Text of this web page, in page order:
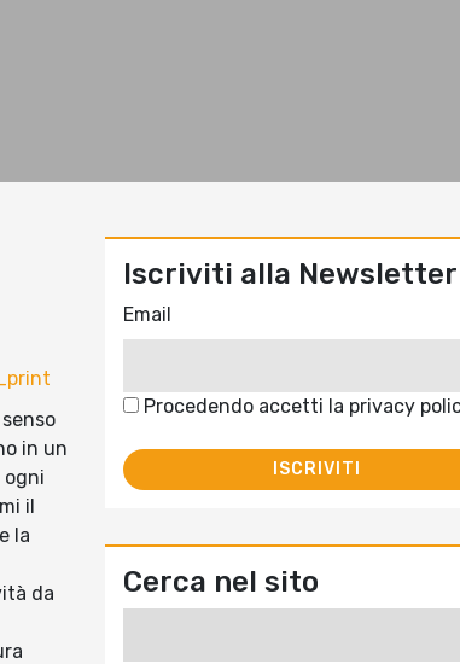
in un
il
la
da
Iscriviti alla Newsletter
Email
Procedendo accetti la privacy
Cerca nel sito